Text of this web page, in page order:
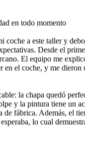
en todo momento
coche a este taller y
Desde el
El equipo me
en el coche, y me dieron
la chapa quedó
y la pintura tiene un
fábrica. Además, el
lo cual